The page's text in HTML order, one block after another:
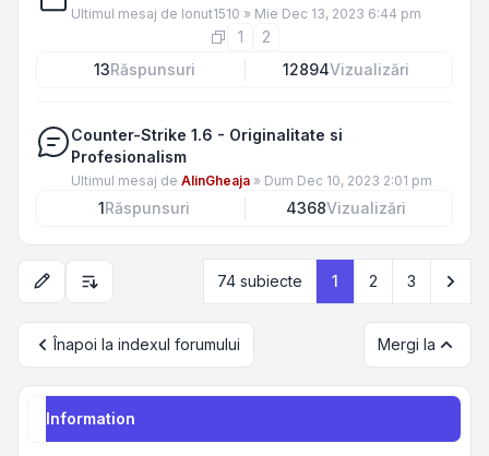
Ultimul mesaj de Ionut1510 » Mie Dec 13, 2023 6:44 pm
1
2
13Răspunsuri 12894Vizualizări
Counter-Strike 1.6 - Originalitate si
Profesionalism
Ultimul mesaj de AlinGheaja » Dum Dec 10, 2023 2:01 pm
1Răspunsuri 4368Vizualizări
Opțiuni de sortare și afișare
74 subiecte 1 2 3
Înapoi la indexul forumului Mergi la
Information